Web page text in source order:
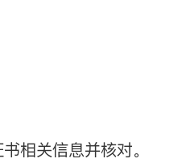
相关信息并核对。